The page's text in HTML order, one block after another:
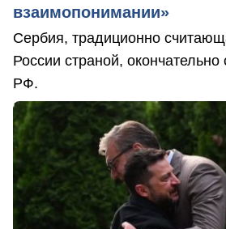
взаимопонимании»
Сербия, традиционно
России страной, окончательно
РФ.